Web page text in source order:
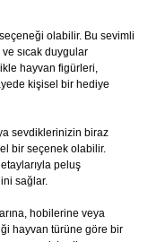
olabilir. Bu sevimli
sıcak duygular
hayvan figürleri,
kişisel bir hediye
sevdiklerinizin biraz
bir seçenek olabilir.
peluş
sağlar.
hobilerine veya
hayvan türüne göre bir